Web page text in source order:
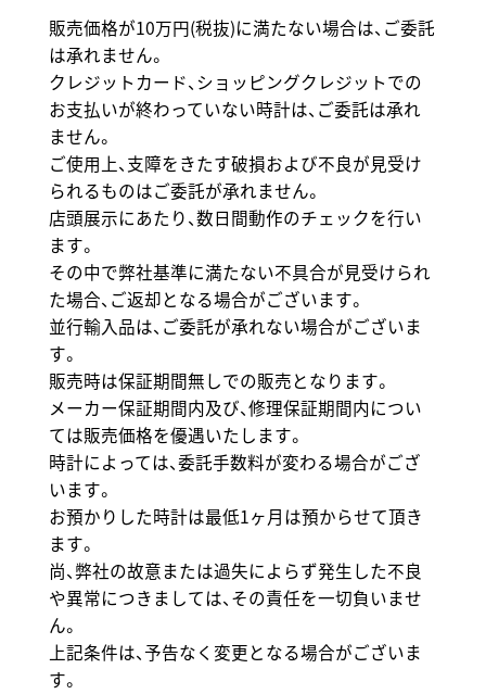
販売価格が10万円(税抜)に満たない場合は、ご委託
は承れません。
クレジットカード、ショッピングクレジットでの
お支払いが終わっていない時計は、ご委託は承れ
ません。
ご使用上、支障をきたす破損および不良が見受け
られるものはご委託が承れません。
店頭展示にあたり、数日間動作のチェックを行い
ます。
その中で弊社基準に満たない不具合が見受けられ
た場合、ご返却となる場合がございます。
並行輸入品は、ご委託が承れない場合がございま
す。
販売時は保証期間無しでの販売となります。
メーカー保証期間内及び、修理保証期間内につい
ては販売価格を優遇いたします。
時計によっては、委託手数料が変わる場合がござ
います。
お預かりした時計は最低1ヶ月は預からせて頂き
ます。
尚、弊社の故意または過失によらず発生した不良
や異常につきましては、その責任を一切負いませ
ん。
上記条件は、予告なく変更となる場合がございま
す。